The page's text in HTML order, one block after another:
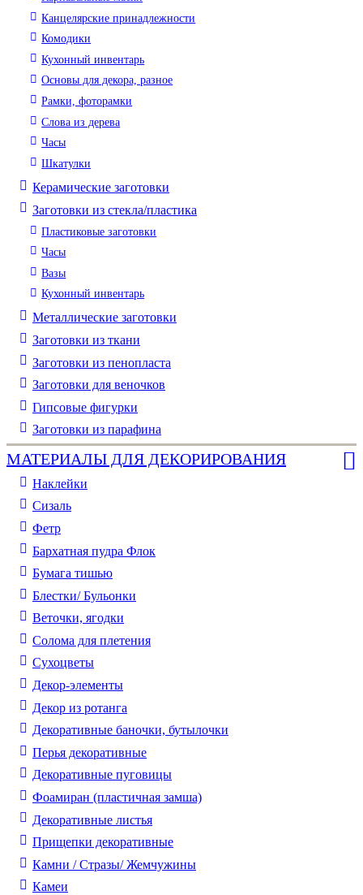
Канцелярские принадлежности
Комодики
Кухонный инвентарь
Основы для декора, разное
Рамки, фоторамки
Слова из дерева
Часы
Шкатулки
Керамические заготовки
Заготовки из стекла/пластика
Пластиковые заготовки
Часы
Вазы
Кухонный инвентарь
Металлические заготовки
Заготовки из ткани
Заготовки из пенопласта
Заготовки для веночков
Гипсовые фигурки
Заготовки из парафина
МАТЕРИАЛЫ ДЛЯ ДЕКОРИРОВАНИЯ
Наклейки
Сизаль
Фетр
Бархатная пудра Флок
Бумага тишью
Блестки/ Бульонки
Веточки, ягодки
Солома для плетения
Cухоцветы
Декор-элементы
Декор из ротанга
Декоративные баночки, бутылочки
Перья декоративные
Декоративные пуговицы
Фоамиран (пластичная замша)
Декоративные листья
Прищепки декоративные
Камни / Cтразы/ Жемчужины
Камеи